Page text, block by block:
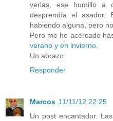
verlas, ese humillo a
desprendía el asador.
habiendo alguna, pero
Pero me he acercado
verano y en invierno
Un abrazo.
Responder
Marcos 11/11/12 22:25
Un post encantador.